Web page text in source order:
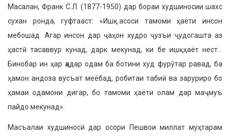
Масалан, Франк С.Л. (1877-1950) дар бораи худшиносии шахс
сухан ронда, гуфтааст: «Ишқ асоси тамоми ҳаёти инсон
мебошад. Агар инсон дар ҷаҳон худро ҷузъи ҷудогашта аз
ҳастӣ тасаввур кунад, дарк мекунад, ки бе ишқ ҳаёт нест…
Бинобар ин ҳар қадар одам ба ботини худ фурӯтар равад, ба
ҳамон андоза вусъат меёбад, робитаи табиӣ ва заруриро бо
ҳамаи одамони дигар, бо тамоми ҳаёти олам дар маҷмуъ
пайдо мекунад».
Масъалаи худшиносӣ дар осори Пешвои миллат муҳтарам